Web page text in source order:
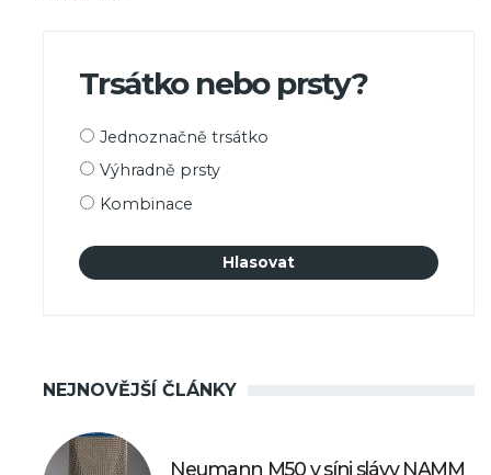
Trsátko nebo prsty?
Možnosti
Jednoznačně trsátko
Výhradně prsty
Kombinace
NEJNOVĚJŠÍ ČLÁNKY
Neumann M50 v síni slávy NAMM